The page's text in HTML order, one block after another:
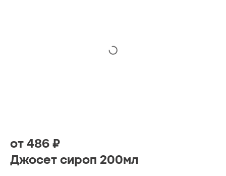
от 486 ₽
Джосет сироп 200мл